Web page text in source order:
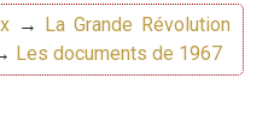
→
La Grande Révolution
Les documents de 1967